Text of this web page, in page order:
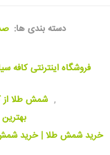
دسته بندی ها:
فروشگاه اینترنتی کافه
, شمش طلا از
خرید شمش طلا | خرید شمش